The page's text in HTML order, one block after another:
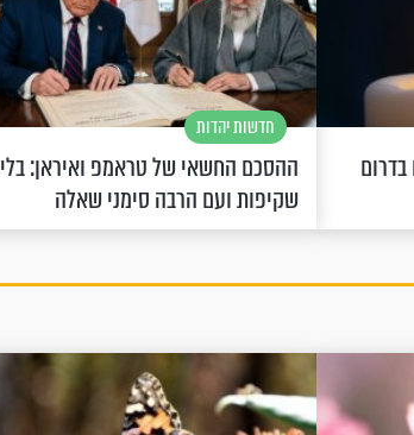
חדשות יהדות
ההסכם החשאי של טראמפ ואיראן: בלי
שקיפות ועם הרבה סימני שאלה